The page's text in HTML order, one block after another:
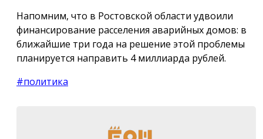
Напомним, что в Ростовской области удвоили
финансирование расселения аварийных домов: в
ближайшие три года на решение этой проблемы
планируется направить 4 миллиарда рублей.
#политика